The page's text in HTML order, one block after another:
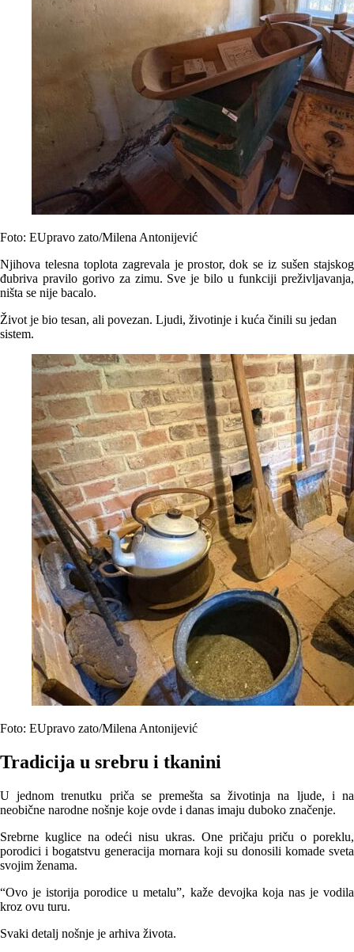
Foto: EUpravo zato/Milena Antonijević
Njihova telesna toplota zagrevala je prostor, dok se iz sušen stajskog
đubriva pravilo gorivo za zimu. Sve je bilo u funkciji preživljavanja,
ništa se nije bacalo.
Život je bio tesan, ali povezan. Ljudi, životinje i kuća činili su jedan
sistem.
Foto: EUpravo zato/Milena Antonijević
Tradicija u srebru i tkanini
U jednom trenutku priča se premešta sa životinja na ljude, i na
neobične narodne nošnje koje ovde i danas imaju duboko značenje.
Srebrne kuglice na odeći nisu ukras. One pričaju priču o poreklu,
porodici i bogatstvu generacija mornara koji su donosili komade sveta
svojim ženama.
“Ovo je istorija porodice u metalu”, kaže devojka koja nas je vodila
kroz ovu turu.
Svaki detalj nošnje je arhiva života.